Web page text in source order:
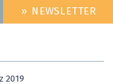
» NEWSLETTER
2019